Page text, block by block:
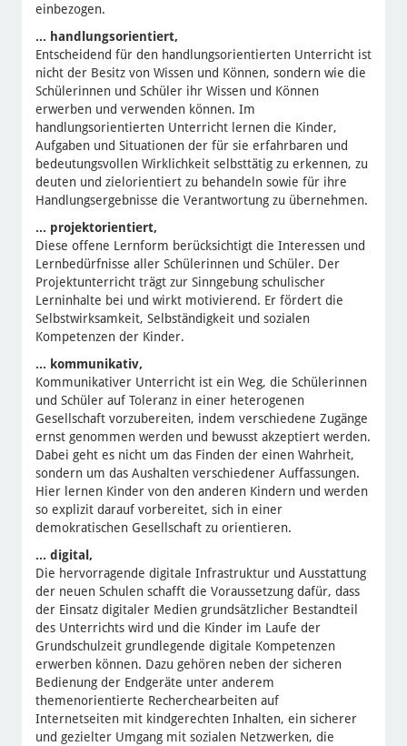
einbezogen.
... handlungsorientiert,
Entscheidend für den handlungsorientierten Unterricht ist
nicht der Besitz von Wissen und Können, sondern wie die
Schülerinnen und Schüler ihr Wissen und Können
erwerben und verwenden können. Im
handlungsorientierten Unterricht lernen die Kinder,
Aufgaben und Situationen der für sie erfahrbaren und
bedeutungsvollen Wirklichkeit selbsttätig zu erkennen, zu
deuten und zielorientiert zu behandeln sowie für ihre
Handlungsergebnisse die Verantwortung zu übernehmen.
... projektorientiert,
Diese offene Lernform berücksichtigt die Interessen und
Lernbedürfnisse aller Schülerinnen und Schüler. Der
Projektunterricht trägt zur Sinngebung schulischer
Lerninhalte bei und wirkt motivierend. Er fördert die
Selbstwirksamkeit, Selbständigkeit und sozialen
Kompetenzen der Kinder.
... kommunikativ,
Kommunikativer Unterricht ist ein Weg, die Schülerinnen
und Schüler auf Toleranz in einer heterogenen
Gesellschaft vorzubereiten, indem verschiedene Zugänge
ernst genommen werden und bewusst akzeptiert werden.
Dabei geht es nicht um das Finden der einen Wahrheit,
sondern um das Aushalten verschiedener Auffassungen.
Hier lernen Kinder von den anderen Kindern und werden
so explizit darauf vorbereitet, sich in einer
demokratischen Gesellschaft zu orientieren.
... digital,
Die hervorragende digitale Infrastruktur und Ausstattung
der neuen Schulen schafft die Voraussetzung dafür, dass
der Einsatz digitaler Medien grundsätzlicher Bestandteil
des Unterrichts wird und die Kinder im Laufe der
Grundschulzeit grundlegende digitale Kompetenzen
erwerben können. Dazu gehören neben der sicheren
Bedienung der Endgeräte unter anderem
themenorientierte Recherchearbeiten auf
Internetseiten mit kindgerechten Inhalten, ein sicherer
und gezielter Umgang mit sozialen Netzwerken, die